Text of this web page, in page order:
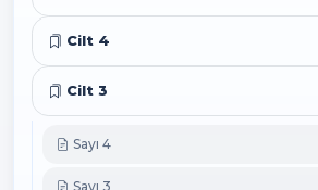
Cilt 4
Cilt 3
Sayı 4
Sayı 3